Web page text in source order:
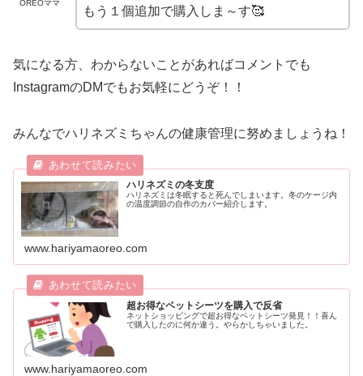
OREOママ
もう１個追加で購入しま～す🥰
気になる方、わからないことがあればコメントでも
InstagramのDMでもお気軽にどうぞ！！
みんなでハリネズミちゃんの健康管理に努めましょうね！
ハリネズミの冬支度
ハリネズミは冬眠すると死んでしまいます。冬のケージ内
の温度調節の自作のカバー紹介します。
www.hariyamaoreo.com
超お得なペットシーツを購入で反省
ネットショッピングで超お得なペットシーツ発見！！喜ん
で購入したのに何か違う。やらかしちゃいました。
www.hariyamaoreo.com